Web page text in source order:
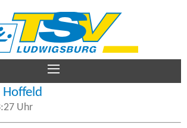
– Damen
Hoffeld
Uhr